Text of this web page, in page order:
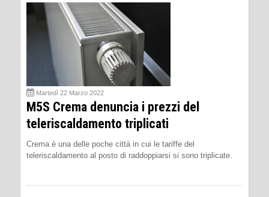
Martedì 22 Marzo 2022
M5S Crema denuncia i prezzi del
teleriscaldamento triplicati
Crema è una delle poche città in cui le tariffe del
teleriscaldamento al posto di raddoppiarsi si sono triplicate.